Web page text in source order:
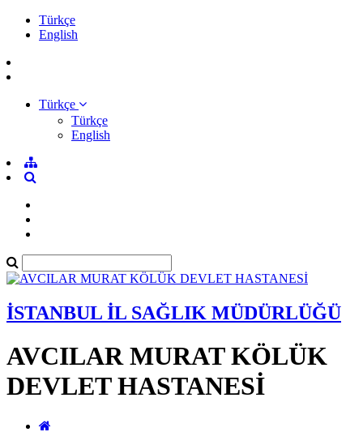
Türkçe
English
Türkçe
Türkçe
English
İSTANBUL İL SAĞLIK MÜDÜRLÜĞÜ
AVCILAR MURAT KÖLÜK
DEVLET HASTANESİ